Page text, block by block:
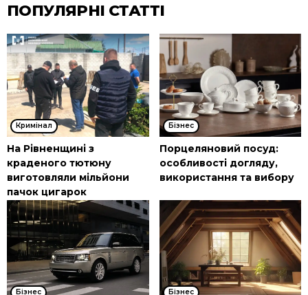
ПОПУЛЯРНІ СТАТТІ
Кримінал
На Рівненщині з
краденого тютюну
виготовляли мільйони
пачок цигарок
Бізнес
Порцеляновий посуд:
особливості догляду,
використання та вибору
Бізнес Бізнес